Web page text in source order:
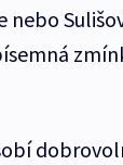
nebo